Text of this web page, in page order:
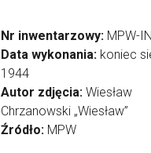
Nr inwentarzowy: MPW-
Data wykonania: koniec
1944
Autor zdjęcia: Wiesław
Chrzanowski „Wiesław”
Źródło: MPW